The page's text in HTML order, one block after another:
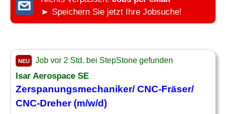
► Speichern Sie jetzt Ihre Jobsuche!
NEU Job vor 2 Std. bei StepStone gefunden
Isar Aerospace SE
Zerspanungsmechaniker/ CNC-Fräser/
CNC-Dreher (m/w/d)